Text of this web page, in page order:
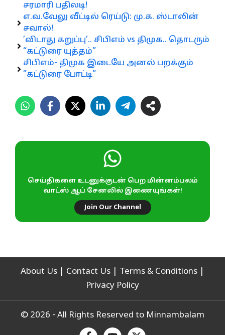
சரமாரி பதிலடி!
எ.வ.வேலு வீட்டில் ரெய்டு: மு.க. ஸ்டாலின்
சவால்!
’விடாது கறுப்பு’.. சிபிஎம் vs திமுக.. தொடரும்
“கட்டுரை யுத்தம்”
சிபிஎம்- திமுக இடையே அனல் பறக்கும்
”கட்டுரை போட்டி”
செய்திகளை உடனுக்குடன் பெற மின்னம்பலம்
வாட்ஸ் ஆப் சேனலில் இணையுங்கள்!
Join Our Channel
About Us Contact Us Terms & Conditions
Privacy Policy
© 2026 - All Rights Reserved to Minnambalam